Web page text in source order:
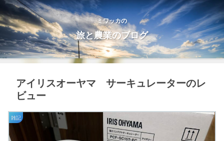
ミワッカの
旅と農業のブログ
アイリスオーヤマ サーキュレーターのレ
ビュー
雑記